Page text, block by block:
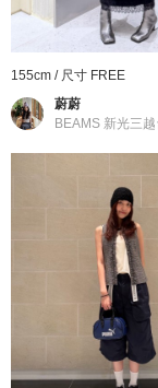
155cm / 尺寸 FREE
蔚蔚
BEAMS 新光三